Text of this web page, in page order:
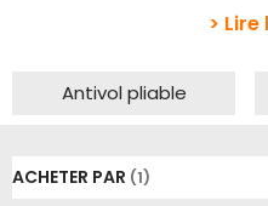
>
Antivol pliable
ACHETER PAR